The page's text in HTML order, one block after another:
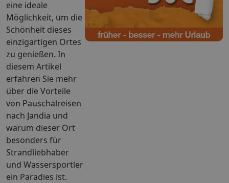
eine ideale
Möglichkeit, um die
Schönheit dieses
einzigartigen Ortes
zu genießen. In
diesem Artikel
erfahren Sie mehr
über die Vorteile
von Pauschalreisen
nach Jandia und
warum dieser Ort
besonders für
Strandliebhaber
und Wassersportler
ein Paradies ist.